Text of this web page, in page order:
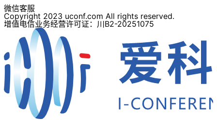
微信客服
Copyright 2023 uconf.com All rights reserved.
增值电信业务经营许可证：川B2-20251075